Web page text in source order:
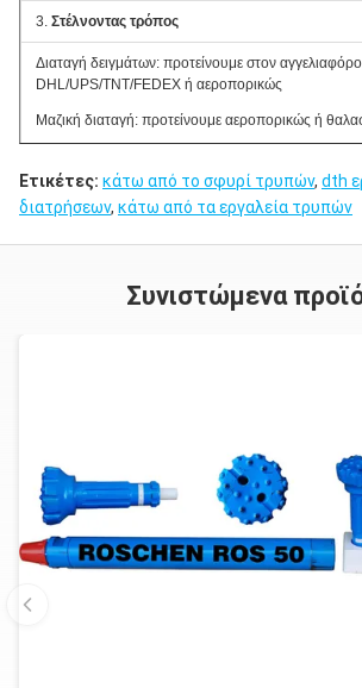
3. Στέλνοντας τρόπος
Διαταγή δειγμάτων: προτείνουμε στον
DHL/UPS/TNT/FEDEX ή αεροπορικώς
Μαζική διαταγή: προτείνουμε αεροπορικώς ή
4.Ποιοτικός έλεγχος
Έχουμε πεπειραμένο QC μας.
(3). Η ελεύθερη αντικατάσταση θα παράσχει μιά
επιβεβαιώνεται που προκαλείται από την
6.How μπορούμε να εμπιστευθούμε την
Ετικέτες: κάτω από το σφυρί τρυπών, dth
διατρήσεων, κάτω από τα εργαλεία τρυπών
Συνιστώμενα